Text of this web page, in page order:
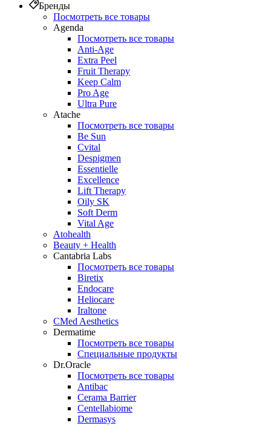
Бренды
Посмотреть все товары
Agenda
Посмотреть все товары
Anti‑Age
Extra Peel
Fruit Therapy
Keep Calm
Pro Age
Ultra Pure
Atache
Посмотреть все товары
Be Sun
Cvital
Despigmen
Essentielle
Excellence
Lift Therapy
Oily SK
Soft Derm
Vital Age
Atohealth
Beauty + Health
Cantabria Labs
Посмотреть все товары
Biretix
Endocare
Heliocare
Iraltone
CMed Aesthetics
Dermatime
Посмотреть все товары
Специальные продукты
Dr.Oracle
Посмотреть все товары
Antibac
Cerama Barrier
Centellabiome
Dermasys